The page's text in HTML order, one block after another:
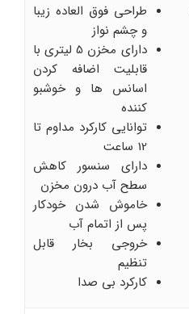
طراحی فوق العاده زیبا
و چشم نواز
دارای مخزن 5 لیتری با
قابلیت اضافه کردن
اسانس ها و خوشبو
کننده
توانایی کارکرد مداوم تا
12 ساعت
دارای سنسور کاهش
سطح آب درون مخزن
خاموش شدن خودکار
پس از اتمام آب
خروجی بخار قابل
تنظیم
کارکرد بی صدا